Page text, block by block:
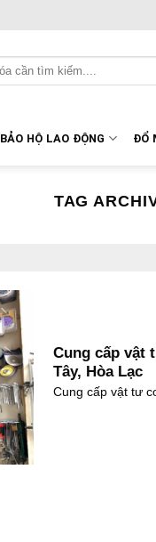
BẢO HỘ LAO ĐỘNG ĐỔ
TAG
Cung cấp vật
Tây, Hòa Lạc
Cung cấp vật tư